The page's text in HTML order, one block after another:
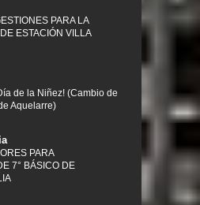
PARA LA
ESTACIÓN VILLA
de la Niñez! (Cambio de
Aquelarre)
PARA
7° BÁSICO DE